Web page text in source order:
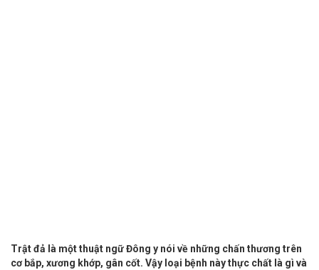
Trật đả là một thuật ngữ Đông y nói về những chấn thương trên
cơ bắp, xương khớp, gân cốt. Vậy loại bệnh này thực chất là gì và